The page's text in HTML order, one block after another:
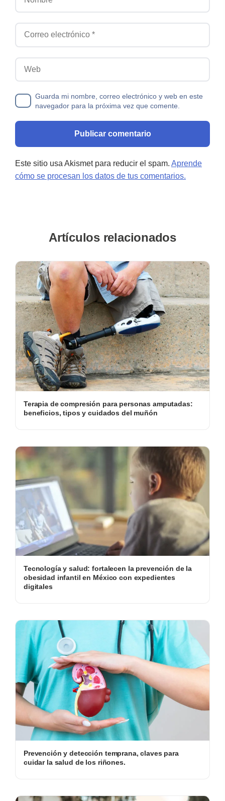
Guarda mi nombre, correo electrónico y web en este
navegador para la próxima vez que comente.
Este sitio usa Akismet para reducir el spam. Aprende
cómo se procesan los datos de tus comentarios.
Artículos relacionados
Terapia de compresión para personas amputadas:
beneficios, tipos y cuidados del muñón
Tecnología y salud: fortalecen la prevención de la
obesidad infantil en México con expedientes
digitales
Prevención y detección temprana, claves para
cuidar la salud de los riñones.